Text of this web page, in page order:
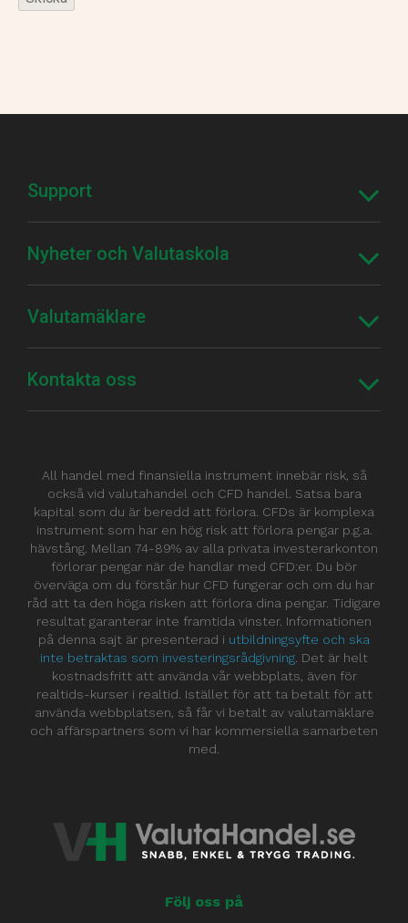
Support
Nyheter och Valutaskola
Valutamäklare
Kontakta oss
All handel med finansiella instrument innebär risk, så
också vid valutahandel och CFD handel. Satsa bara
kapital som du är beredd att förlora. CFDs är komplexa
instrument som har en hög risk att förlora pengar p.g.a.
hävstång. Mellan 74-89% av alla privata investerarkonton
förlorar pengar när de handlar med CFD:er. Du bör
överväga om du förstår hur CFD fungerar och om du har
råd att ta den höga risken att förlora dina pengar. Tidigare
resultat garanterar inte framtida vinster. Informationen
på denna sajt är presenterad i utbildningsyfte och ska
inte betraktas som investeringsrådgivning. Det är helt
kostnadsfritt att använda vår webbplats, även för
realtids-kurser i realtid. Istället för att ta betalt för att
använda webbplatsen, så får vi betalt av valutamäklare
och affärspartners som vi har kommersiella samarbeten
med.
Följ oss på